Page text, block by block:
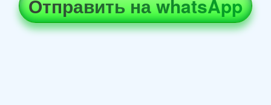
Отправить на whatsApp